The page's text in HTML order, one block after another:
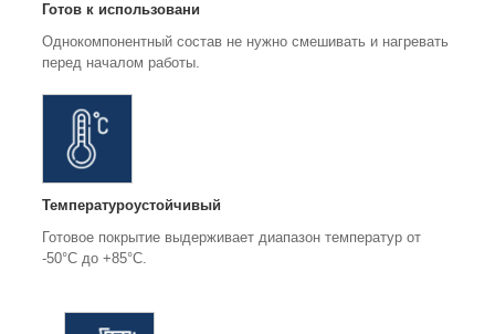
Готов к использовани
Однокомпонентный состав не нужно смешивать и нагревать
перед началом работы.
Температуроустойчивый
Готовое покрытие выдерживает диапазон температур от
-50°С до +85°С.